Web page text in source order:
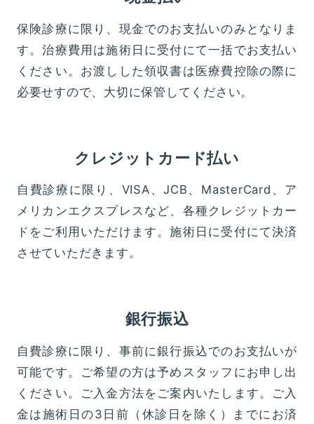
保険診療に限り、現金でのお支払いのみとなりま
す。治療費用は施術日に受付にて一括でお支払い
ください。お渡しした領収書は医療費控除の際に
必要せすので、大切に保管してください。
クレジットカード払い
自費診療に限り、VISA、JCB、MasterCard、ア
メリカンエクスプレスなど、各種クレジットカー
ドをご利用いただけます。施術日に受付にて決済
させていただきます。
銀行振込
自費診療に限り、事前に銀行振込でのお支払いが
可能です。ご希望の方は予めスタッフにお申し出
ください。ご入金方法をご案内いたします。ご入
金は施術日の3日前（休診日を除く）までにお済